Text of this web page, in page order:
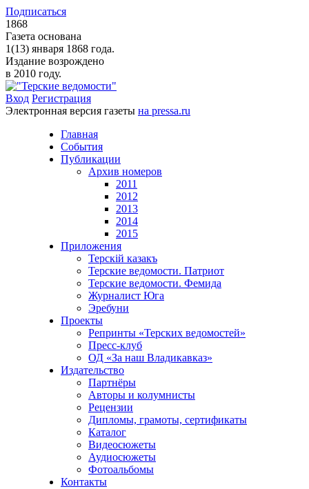
Подписаться
1868
Газета основана
1(13) января 1868 года.
Издание возрождено
в 2010 году.
Вход Регистрация
Электронная версия газеты на pressa.ru
Главная
События
Публикации
Архив номеров
2011
2012
2013
2014
2015
Приложения
Терскiй казакъ
Терские ведомости. Патриот
Терские ведомости. Фемида
Журналист Юга
Эребуни
Проекты
Репринты «Терских ведомостей»
Пресс-клуб
ОД «За наш Владикавказ»
Издательство
Партнёры
Авторы и колумнисты
Рецензии
Дипломы, грамоты, сертификаты
Каталог
Видеосюжеты
Аудиосюжеты
Фотоальбомы
Контакты